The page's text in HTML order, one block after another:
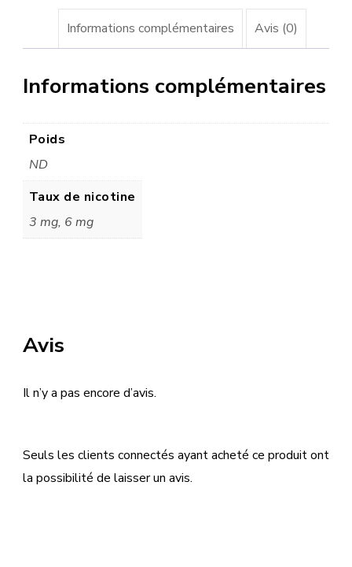
Informations complémentaires Avis (0)
Informations complémentaires
Poids
ND
Taux de nicotine
3 mg, 6 mg
Avis
Il n’y a pas encore d’avis.
Seuls les clients connectés ayant acheté ce produit ont
la possibilité de laisser un avis.